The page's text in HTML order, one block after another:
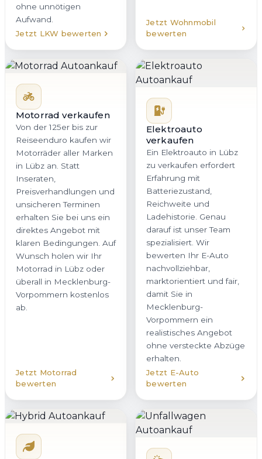
ohne unnötigen
Aufwand.
Jetzt LKW bewerten
Jetzt Wohnmobil
bewerten
Motorrad verkaufen
Von der 125er bis zur
Reiseenduro kaufen wir
Motorräder aller Marken
in Lübz an. Statt
Inseraten,
Preisverhandlungen und
unsicheren Terminen
erhalten Sie bei uns ein
direktes Angebot mit
klaren Bedingungen. Auf
Wunsch holen wir Ihr
Motorrad in Lübz oder
überall in Mecklenburg-
Vorpommern kostenlos
ab.
Jetzt Motorrad
bewerten
Elektroauto
verkaufen
Ein Elektroauto in Lübz
zu verkaufen erfordert
Erfahrung mit
Batteriezustand,
Reichweite und
Ladehistorie. Genau
darauf ist unser Team
spezialisiert. Wir
bewerten Ihr E-Auto
nachvollziehbar,
marktorientiert und fair,
damit Sie in
Mecklenburg-
Vorpommern ein
realistisches Angebot
ohne versteckte Abzüge
erhalten.
Jetzt E-Auto
bewerten